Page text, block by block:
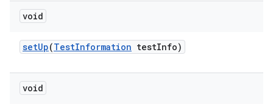
void
setUp(TestInformation testInfo)
void